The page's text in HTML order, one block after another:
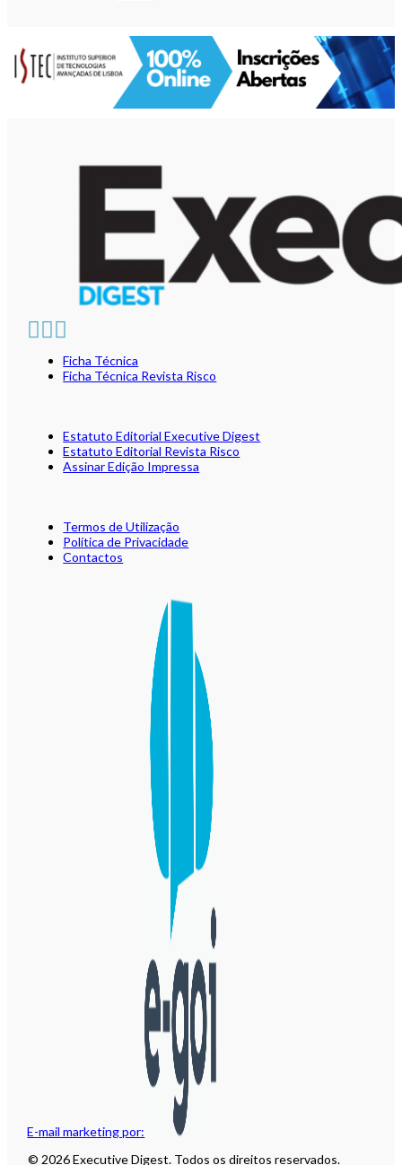
E-mail marketing por:
Ficha Técnica
Ficha Técnica Revista Risco
Estatuto Editorial Executive Digest
Estatuto Editorial Revista Risco
Assinar Edição Impressa
Termos de Utilização
Política de Privacidade
Contactos
© 2026 Executive Digest. Todos os direitos reservados.